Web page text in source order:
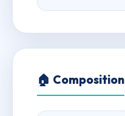
🏠 Composition